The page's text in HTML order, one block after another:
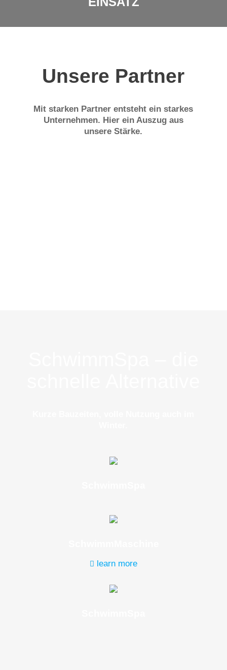
Unsere Partner
Mit starken Partner entsteht ein starkes
Unternehmen. Hier ein Auszug aus
unsere Stärke.
learn more